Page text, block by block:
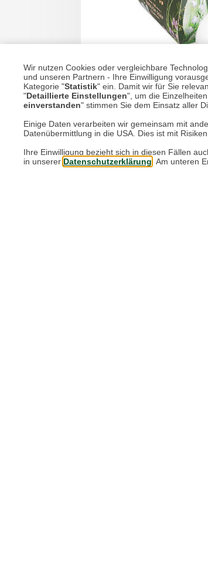
Wir nutzen Cookies oder vergleichbare
und unseren Partnern - Ihre Einwilligung
Kategorie "Statistik" ein. Damit wir für Sie
"Detaillierte Einstellungen", um die
einverstanden" stimmen Sie dem Einsatz aller
Einige Daten verarbeiten wir gemeinsam mit
Datenübermittlung in die USA. Dies ist mit
Ihre Einwilligung bezieht sich in diesen Fällen
in unserer Datenschutzerklärung . Am unteren